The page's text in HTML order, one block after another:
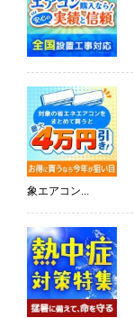
象エアコン...